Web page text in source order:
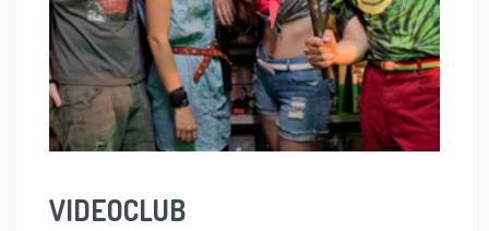
VIDEOCLUB